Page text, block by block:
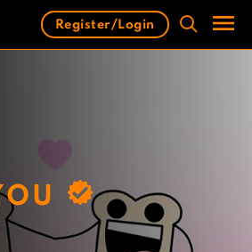
Register/Login